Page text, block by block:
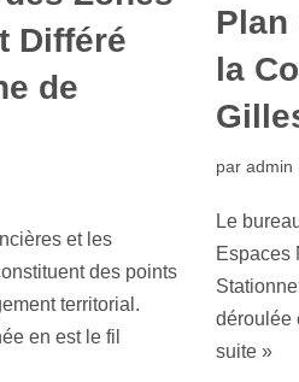
Différé
de
et les
des points
territorial.
en est le fil
Plan
la
par admin
Le
Espaces
déroulée
suite »